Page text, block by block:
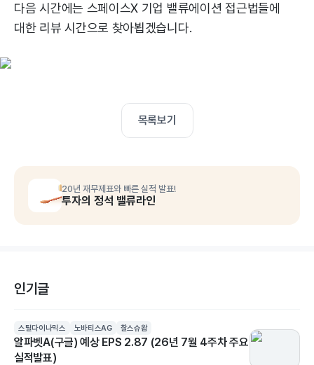
다음 시간에는 스페이스X 기업 밸류에이션 접근법들에
대한 리뷰 시간으로 찾아뵙겠습니다.
목록보기
20년 재무제표와 빠른 실적 발표!
투자의 정석 밸류라인
인기글
스틸다이나믹스 노바티스AG 찰스슈왑
알파벳A(구글) 예상 EPS 2.87 (26년 7월 4주차 주요
실적발표)